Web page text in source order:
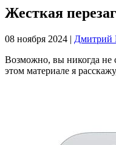
Жесткая
08 ноября 2024 | Дмитрий
Возможно, вы никогда не
этом материале я